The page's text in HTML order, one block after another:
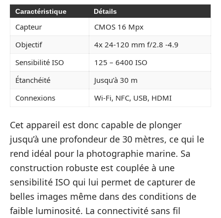
Caractéristique Détails
Capteur
CMOS 16 Mpx
Objectif
4x 24-120 mm f/2.8 -4.9
Sensibilité ISO
125 – 6400 ISO
Étanchéité
Jusqu’à 30 m
Connexions
Wi-Fi, NFC, USB, HDMI
Cet appareil est donc capable de plonger
jusqu’à une profondeur de 30 mètres, ce qui le
rend idéal pour la photographie marine. Sa
construction robuste est couplée à une
sensibilité ISO qui lui permet de capturer de
belles images même dans des conditions de
faible luminosité. La connectivité sans fil